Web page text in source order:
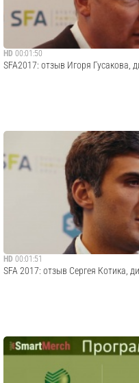
HD 00:01:50
SFA2017: отзыв Игоря Гусакова,
HD 00:01:51
SFA 2017: отзыв Сергея Котика,